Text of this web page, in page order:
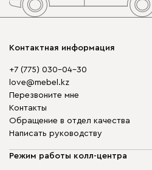
Контактная информация
+7 (775) 030-04-30
love@mebel.kz
Перезвоните мне
Контакты
Обращение в отдел качества
Написать руководству
Режим работы колл-центра